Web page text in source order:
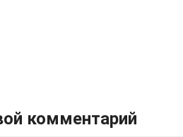
комментарий